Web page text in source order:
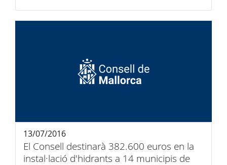
El Consell destinarà 382.600 euros en la
instal·lació d'hidrants a 14 municipis de
13/07/2016